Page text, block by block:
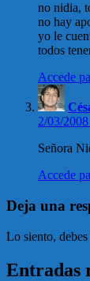
no nidia,
no hay
yo le
todos
Accede
2/03/
Señora
Accede
Deja una
Lo siento, debes
Entradas